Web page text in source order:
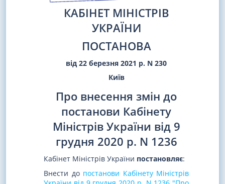
КАБІНЕТ МІНІСТРІВ
УКРАЇНИ
ПОСТАНОВА
від 22 березня 2021 р. N 230
Київ
Про внесення змін до
постанови Кабінету
Міністрів України від 9
грудня 2020 р. N 1236
Кабінет Міністрів України постановляє:
Внести до постанови Кабінету Міністрів